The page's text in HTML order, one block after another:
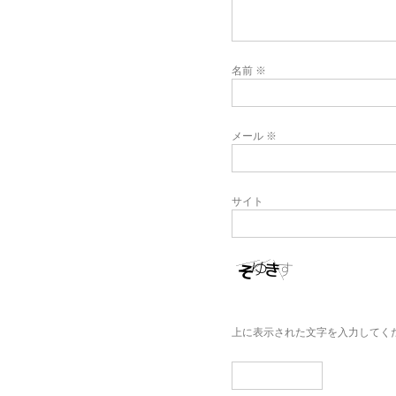
名前 ※
メール ※
サイト
上に表示された文字を入力してく